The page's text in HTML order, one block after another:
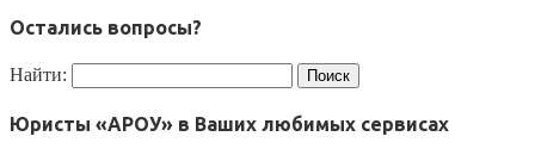
Остались вопросы?
Найти:
Юристы «АРОУ» в Ваших любимых сервисах